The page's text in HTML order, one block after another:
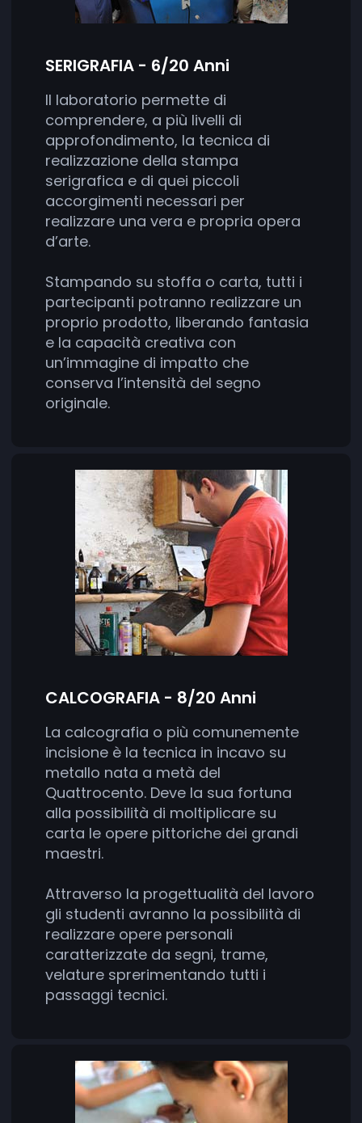
SERIGRAFIA - 6/20 Anni
Il laboratorio permette di
comprendere, a più livelli di
approfondimento, la tecnica di
realizzazione della stampa
serigrafica e di quei piccoli
accorgimenti necessari per
realizzare una vera e propria opera
d’arte.
Stampando su stoffa o carta, tutti i
partecipanti potranno realizzare un
proprio prodotto, liberando fantasia
e la capacità creativa con
un’immagine di impatto che
conserva l’intensità del segno
originale.
CALCOGRAFIA - 8/20 Anni
La calcografia o più comunemente
incisione è la tecnica in incavo su
metallo nata a metà del
Quattrocento. Deve la sua fortuna
alla possibilità di moltiplicare su
carta le opere pittoriche dei grandi
maestri.
Attraverso la progettualità del lavoro
gli studenti avranno la possibilità di
realizzare opere personali
caratterizzate da segni, trame,
velature sprerimentando tutti i
passaggi tecnici.